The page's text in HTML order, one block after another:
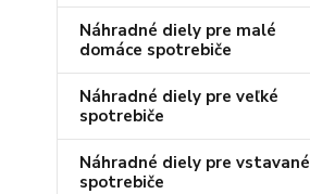
Náhradné diely pre malé
domáce spotrebiče
Náhradné diely pre veľké
spotrebiče
Náhradné diely pre vstavané
spotrebiče